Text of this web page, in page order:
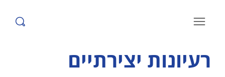
רעיונות יצירתיים